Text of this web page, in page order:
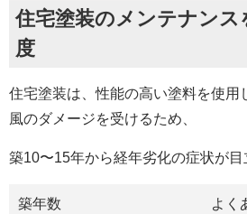
住宅塗装のメンテナンス
度
住宅塗装は、性能の高い塗料を使用
風のダメージを受けるため、
築10〜15年から経年劣化の症状が目
築年数
よく